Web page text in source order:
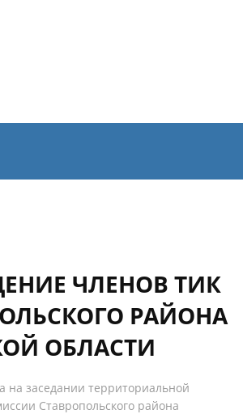
ЧЛЕНОВ ТИК
РАЙОНА
ОБЛАСТИ
на заседании территориальной
Ставропольского района